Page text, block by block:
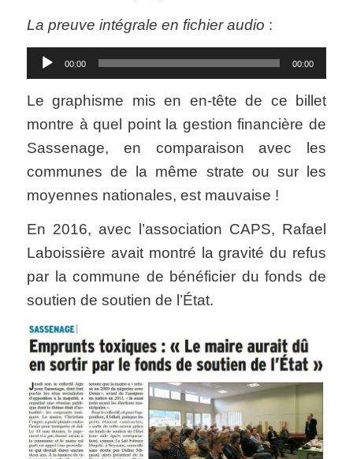
La preuve intégrale en fichier audio :
Lecteur
audio
00:00 00:00
Le graphisme mis en en-tête de ce billet
montre à quel point la gestion financière de
Sassenage, en comparaison avec les
communes de la même strate ou sur les
moyennes nationales, est mauvaise !
En 2016, avec l’association CAPS, Rafael
Laboissière avait montré la gravité du refus
par la commune de bénéficier du fonds de
soutien de soutien de l’État.